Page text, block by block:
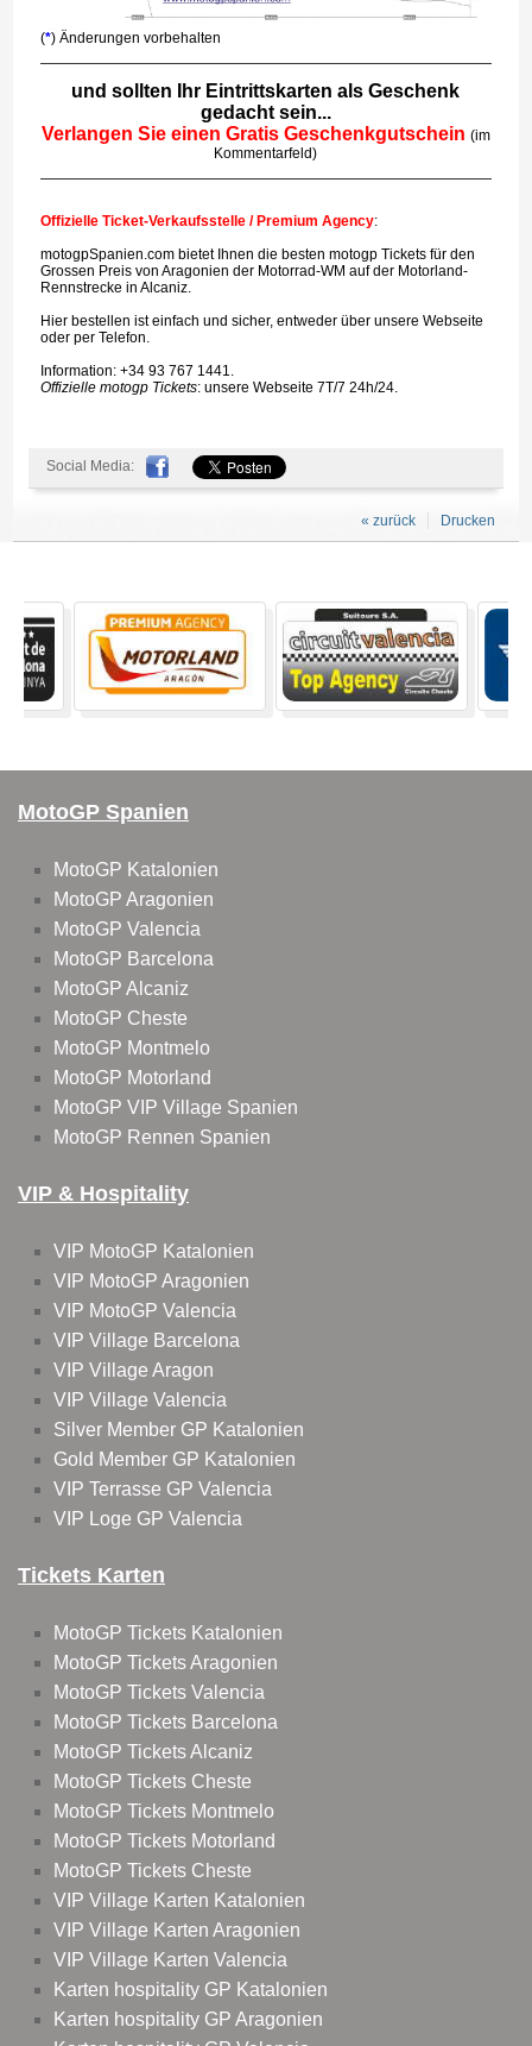
(*) Änderungen vorbehalten
und sollten Ihr Eintrittskarten als Geschenk
gedacht sein...
Verlangen Sie einen Gratis Geschenkgutschein (im
Kommentarfeld)
Offizielle Ticket-Verkaufsstelle / Premium Agency:
motogpSpanien.com bietet Ihnen die besten motogp Tickets für den
Grossen Preis von Aragonien der Motorrad-WM auf der Motorland-
Rennstrecke in Alcaniz.
Hier bestellen ist einfach und sicher, entweder über unsere Webseite
oder per Telefon.
Information: +34 93 767 1441.
Offizielle motogp Tickets: unsere Webseite 7T/7 24h/24.
Social Media:
Drucken
« zurück
MotoGP Spanien
MotoGP Katalonien
MotoGP Aragonien
MotoGP Valencia
MotoGP Barcelona
MotoGP Alcaniz
MotoGP Cheste
MotoGP Montmelo
MotoGP Motorland
MotoGP VIP Village Spanien
MotoGP Rennen Spanien
VIP & Hospitality
VIP MotoGP Katalonien
VIP MotoGP Aragonien
VIP MotoGP Valencia
VIP Village Barcelona
VIP Village Aragon
VIP Village Valencia
Silver Member GP Katalonien
Gold Member GP Katalonien
VIP Terrasse GP Valencia
VIP Loge GP Valencia
Tickets Karten
MotoGP Tickets Katalonien
MotoGP Tickets Aragonien
MotoGP Tickets Valencia
MotoGP Tickets Barcelona
MotoGP Tickets Alcaniz
MotoGP Tickets Cheste
MotoGP Tickets Montmelo
MotoGP Tickets Motorland
MotoGP Tickets Cheste
VIP Village Karten Katalonien
VIP Village Karten Aragonien
VIP Village Karten Valencia
Karten hospitality GP Katalonien
Karten hospitality GP Aragonien